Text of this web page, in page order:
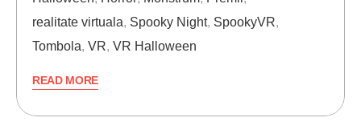
realitate virtuala, Spooky Night, SpookyVR,
Tombola, VR, VR Halloween
READ MORE